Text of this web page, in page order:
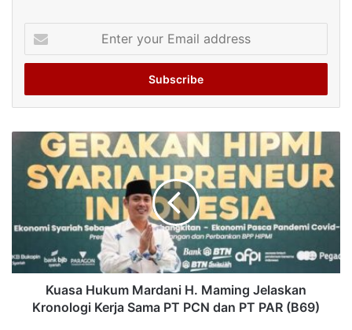
your
Email
Kuasa Hukum Mardani H. Maming Jelaskan
Kronologi Kerja Sama PT PCN dan PT PAR (B69)